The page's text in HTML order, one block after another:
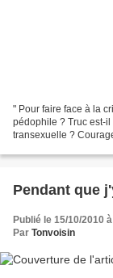
" Pour faire face à la
pédophile ? Truc est-
transexuelle ?
Pendant que
Publié le 15/10/2010
Par Tonvoisin